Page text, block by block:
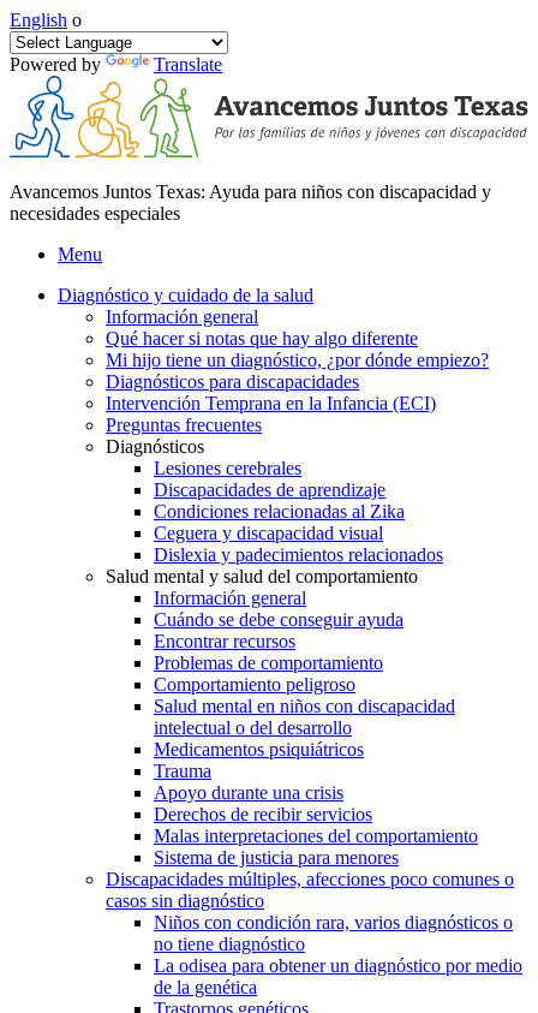
English o
Powered by Translate
Avancemos Juntos Texas: Ayuda para niños con discapacidad y
necesidades especiales
Menu
Diagnóstico y cuidado de la salud
Información general
Qué hacer si notas que hay algo diferente
Mi hijo tiene un diagnóstico, ¿por dónde empiezo?
Diagnósticos para discapacidades
Intervención Temprana en la Infancia (ECI)
Preguntas frecuentes
Diagnósticos
Lesiones cerebrales
Discapacidades de aprendizaje
Condiciones relacionadas al Zika
Ceguera y discapacidad visual
Dislexia y padecimientos relacionados
Salud mental y salud del comportamiento
Información general
Cuándo se debe conseguir ayuda
Encontrar recursos
Problemas de comportamiento
Comportamiento peligroso
Salud mental en niños con discapacidad
intelectual o del desarrollo
Medicamentos psiquiátricos
Trauma
Apoyo durante una crisis
Derechos de recibir servicios
Malas interpretaciones del comportamiento
Sistema de justicia para menores
Discapacidades múltiples, afecciones poco comunes o
casos sin diagnóstico
Niños con condición rara, varios diagnósticos o
no tiene diagnóstico
La odisea para obtener un diagnóstico por medio
de la genética
Trastornos genéticos